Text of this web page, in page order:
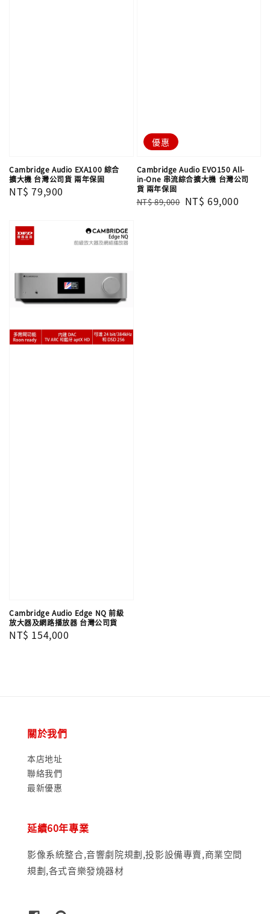
Cambridge Audio EXA100 綜合
擴大機 台灣公司貨 兩年保固
Regular
NT$ 79,900
優惠
Cambridge Audio EVO150 All-
in-One 串流綜合擴大機 台灣公司
貨 兩年保固
Regular
NT$ 89,000 Sale
NT$ 69,000
Cambridge Audio Edge NQ 前級
放大器及網路播放器 台灣公司貨
Regular
NT$ 154,000
關於我們
本店地址
聯絡我們
最新優惠
延續60年專業
影像系統整合,音響劇院規劃,投影設備專賣,商業空間
規劃,各式音樂發燒器材